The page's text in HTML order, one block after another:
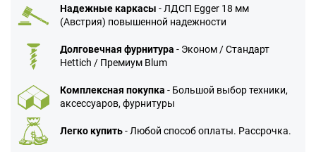
Надежные каркасы - ЛДСП Egger 18 мм
(Австрия) повышенной надежности
Долговечная фурнитура - Эконом / Стандарт
Hettich / Премиум Blum
Комплексная покупка - Большой выбор техники,
аксессуаров, фурнитуры
Легко купить- Любой способ оплаты. Рассрочка.